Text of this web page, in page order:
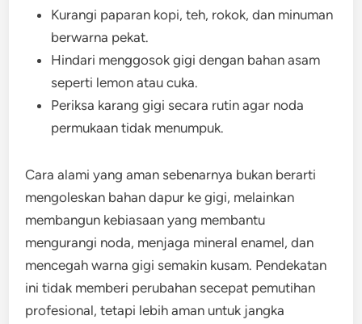
Kurangi paparan kopi, teh, rokok, dan minuman
berwarna pekat.
Hindari menggosok gigi dengan bahan asam
seperti lemon atau cuka.
Periksa karang gigi secara rutin agar noda
permukaan tidak menumpuk.
Cara alami yang aman sebenarnya bukan berarti
mengoleskan bahan dapur ke gigi, melainkan
membangun kebiasaan yang membantu
mengurangi noda, menjaga mineral enamel, dan
mencegah warna gigi semakin kusam. Pendekatan
ini tidak memberi perubahan secepat pemutihan
profesional, tetapi lebih aman untuk jangka